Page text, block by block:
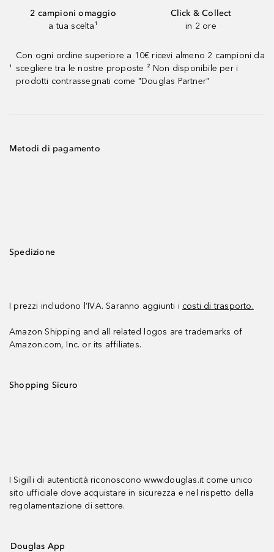
2 campioni omaggio
a tua scelta¹
Click & Collect
in 2 ore
¹
Con ogni ordine superiore a 10€ ricevi almeno 2 campioni da
scegliere tra le nostre proposte ² Non disponibile per i
prodotti contrassegnati come "Douglas Partner"
Metodi di pagamento
Spedizione
I prezzi includono l’IVA. Saranno aggiunti i costi di trasporto.
Amazon Shipping and all related logos are trademarks of
Amazon.com, Inc. or its affiliates.
Shopping Sicuro
I Sigilli di autenticità riconoscono www.douglas.it come unico
sito ufficiale dove acquistare in sicurezza e nel rispetto della
regolamentazione di settore.
Douglas App